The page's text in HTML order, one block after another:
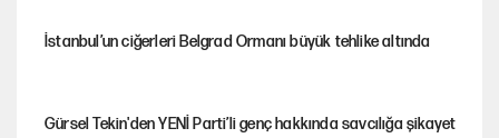
İstanbul’un ciğerleri Belgrad Ormanı büyük tehlike altında
Gürsel Tekin'den YENİ Parti’li genç hakkında savcılığa şikayet